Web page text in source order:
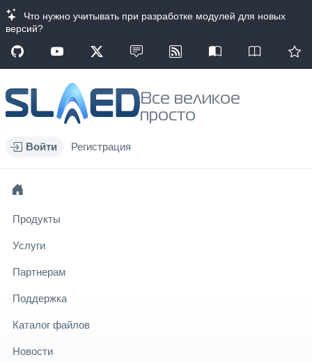
Что нужно учитывать при разработке модулей для новых
версий?
Все великое
просто
Войти Регистрация
Продукты
Услуги
Партнерам
Поддержка
Каталог файлов
Новости